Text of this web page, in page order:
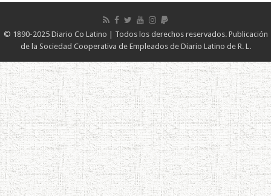
© 1890-2025 Diario Co Latino | Todos los derechos reservados. Publicación
de la Sociedad Cooperativa de Empleados de Diario Latino de R. L.